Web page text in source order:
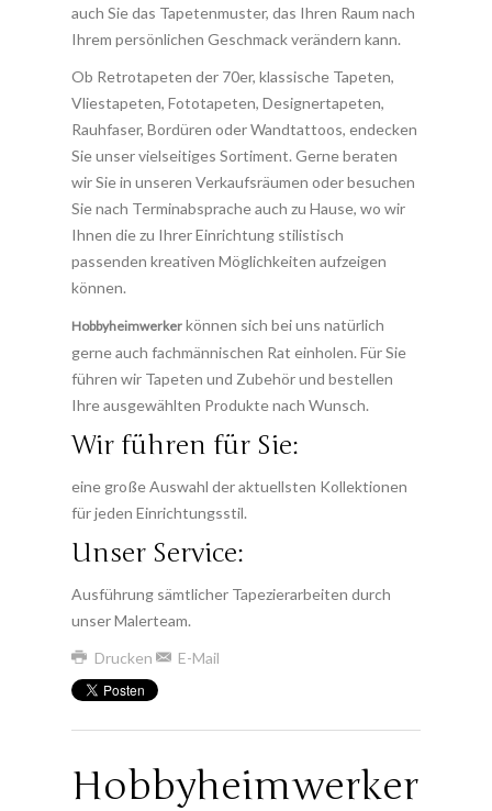
auch Sie das Tapetenmuster, das Ihren Raum nach
Ihrem persönlichen Geschmack verändern kann.
Ob Retrotapeten der 70er, klassische Tapeten,
Vliestapeten, Fototapeten, Designertapeten,
Rauhfaser, Bordüren oder Wandtattoos, endecken
Sie unser vielseitiges Sortiment. Gerne beraten
wir Sie in unseren Verkaufsräumen oder besuchen
Sie nach Terminabsprache auch zu Hause, wo wir
Ihnen die zu Ihrer Einrichtung stilistisch
passenden kreativen Möglichkeiten aufzeigen
können.
Hobbyheimwerker können sich bei uns natürlich
gerne auch fachmännischen Rat einholen. Für Sie
führen wir Tapeten und Zubehör und bestellen
Ihre ausgewählten Produkte nach Wunsch.
Wir führen für Sie:
eine große Auswahl der aktuellsten Kollektionen
für jeden Einrichtungsstil.
Unser Service:
Ausführung sämtlicher Tapezierarbeiten durch
unser Malerteam.
Drucken
E-Mail
Hobbyheimwerker